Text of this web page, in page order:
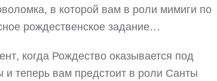
в которой вам в роли мимиги по
рождественское задание…
когда Рождество оказывается под
теперь вам предстоит в роли Санты